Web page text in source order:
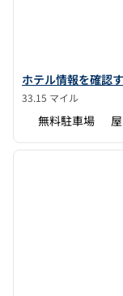
ヒルトン・ガーデ
ホテル情報を確認
33.15 マイル
無料駐車場
1/12